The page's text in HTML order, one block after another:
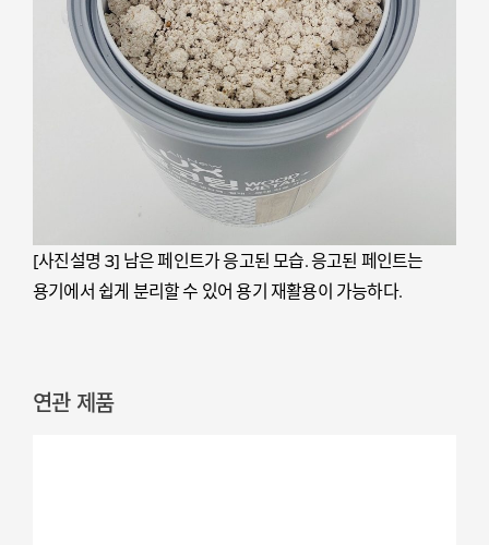
[사진설명 3] 남은 페인트가 응고된 모습. 응고된 페인트는
용기에서 쉽게 분리할 수 있어 용기 재활용이 가능하다.
연관 제품